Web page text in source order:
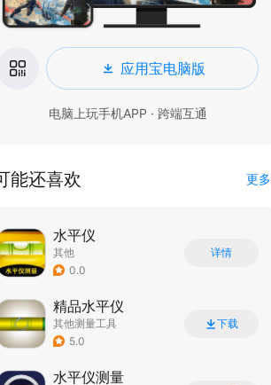
应用宝电脑版
电脑上玩手机APP · 跨端互通
能还喜欢 更多
水平仪
其他
0.0
详情
精品水平仪
其他测量工具
5.0
下载
水平仪测量